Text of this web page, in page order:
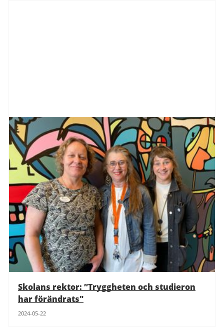
Skolans rektor: ”Tryggheten och studieron
har förändrats"
2024-05-22